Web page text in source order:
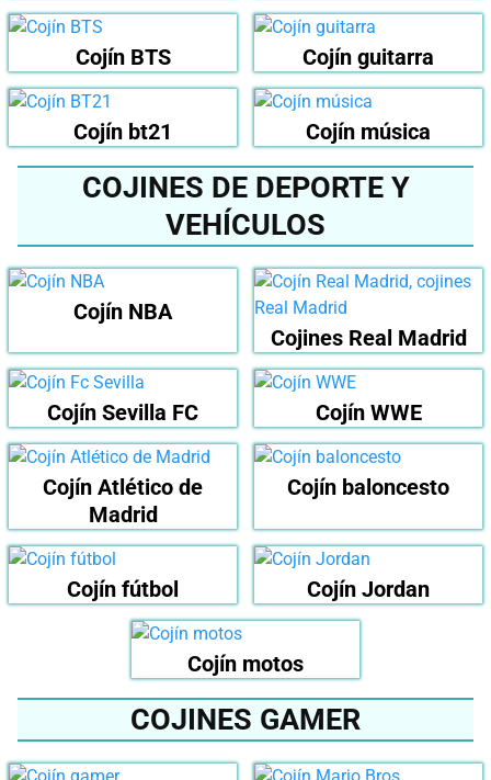
Cojín BTS Cojín guitarra
Cojín bt21 Cojín música
COJINES DE DEPORTE Y
VEHÍCULOS
Cojín NBA
Cojines Real Madrid
Cojín Sevilla FC Cojín WWE
Cojín Atlético de
Madrid
Cojín baloncesto
Cojín fútbol Cojín Jordan
Cojín motos
COJINES GAMER